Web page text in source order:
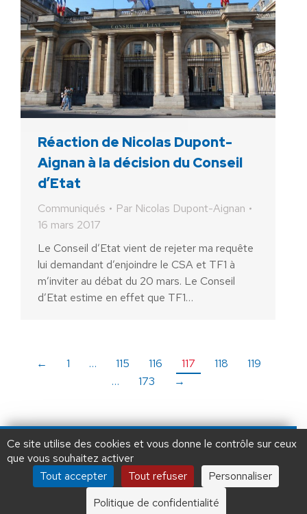
Réaction de Nicolas Dupont-
Aignan à la décision du Conseil
d’Etat
Communiqués Par Nicolas Dupont-Aignan
16 mars 2017
Le Conseil d’Etat vient de rejeter ma requête
lui demandant d’enjoindre le CSA et TF1 à
m’inviter au débat du 20 mars. Le Conseil
d’Etat estime en effet que TF1…
← 1 … 115 116 117 118
119
…
173 →
Debout La France © 2026 | Designed by Aryup.com
Tous droits réservés.
LIBÉRER LA FRANCE
JE FAIS UN DON À DLF
ADHÉSION 20 € 50 € 100 €
250 € 1000 €
Ce site utilise des cookies et vous donne le contrôle sur ceux
que vous souhaitez activer
Tout accepter
Tout refuser
Personnaliser
Politique de confidentialité